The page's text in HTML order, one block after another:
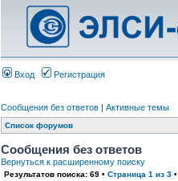
Вход Регистрация
Сообщения без ответов | Активные темы
Список форумов
Сообщения без ответов
Вернуться к расширенному поиску
Результатов поиска: 69 • Страница 1 из 3 •